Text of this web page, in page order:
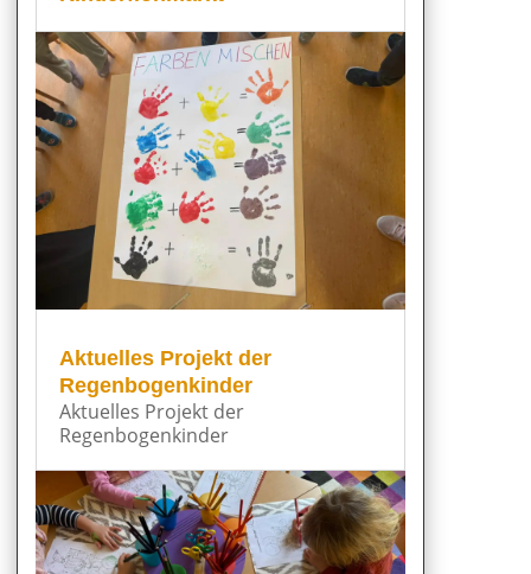
Aktuelles Projekt der
Regenbogenkinder
Aktuelles Projekt der
Regenbogenkinder